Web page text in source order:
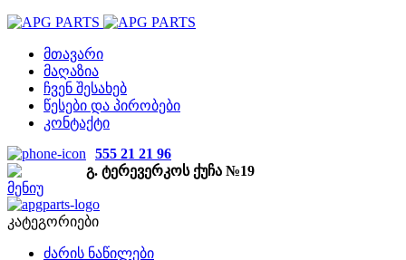
მთავარი
მაღაზია
ჩვენ შესახებ
წესები და პირობები
კონტაქტი
555 21 21 96
გ. ტერევერკოს ქუჩა №19
მენიუ
კატეგორიები
ძარის ნაწილები